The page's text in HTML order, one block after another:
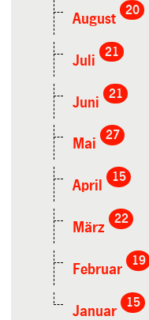
August
20
Juli
21
Juni
21
Mai
27
April
15
März
22
Februar
19
Januar
15